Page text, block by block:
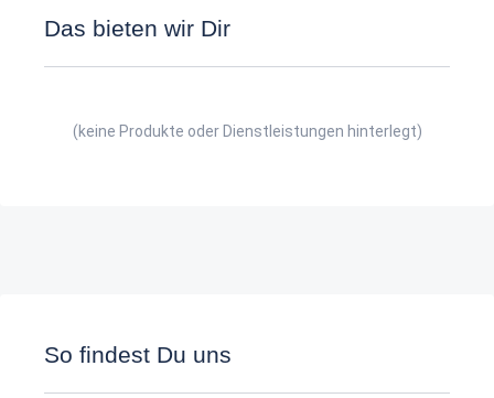
Das bieten wir Dir
(keine Produkte oder Dienstleistungen hinterlegt)
So findest Du uns